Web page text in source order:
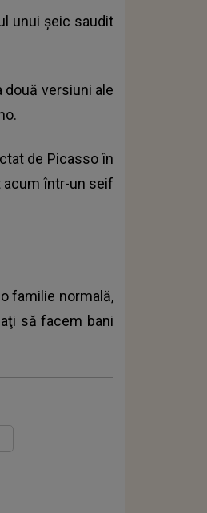
unui şeic saudit
două versiuni ale
de Picasso în
acum într-un seif
familie normală,
să facem bani